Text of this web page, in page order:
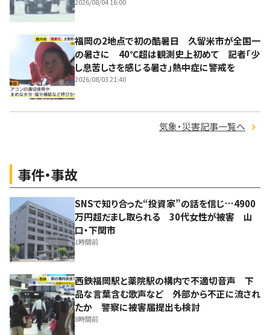
2026/08/04 16:00
福岡の2地点で初の酷暑日 久留米市が全国一
の暑さに 40℃超は観測史上初めて 記者「少
し息苦しさを感じる暑さ」熱中症に警戒を
2026/08/03 21:40
気象・災害記事一覧へ
事件・事故
SNSで知り合った“投資家”の話を信じ…4900
万円超だまし取られる 30代女性が被害 山
口・下関市
1時間前
西鉄福岡駅と薬院駅の構内で不適切音声 下
品な言葉含む歌声など 外部から不正に流され
たか 警察に被害届提出も検討
8時間前